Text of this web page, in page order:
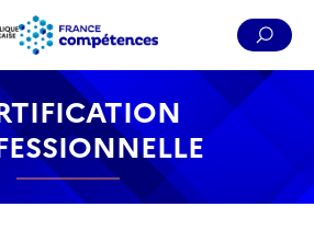
Menu Pied de page
navigation